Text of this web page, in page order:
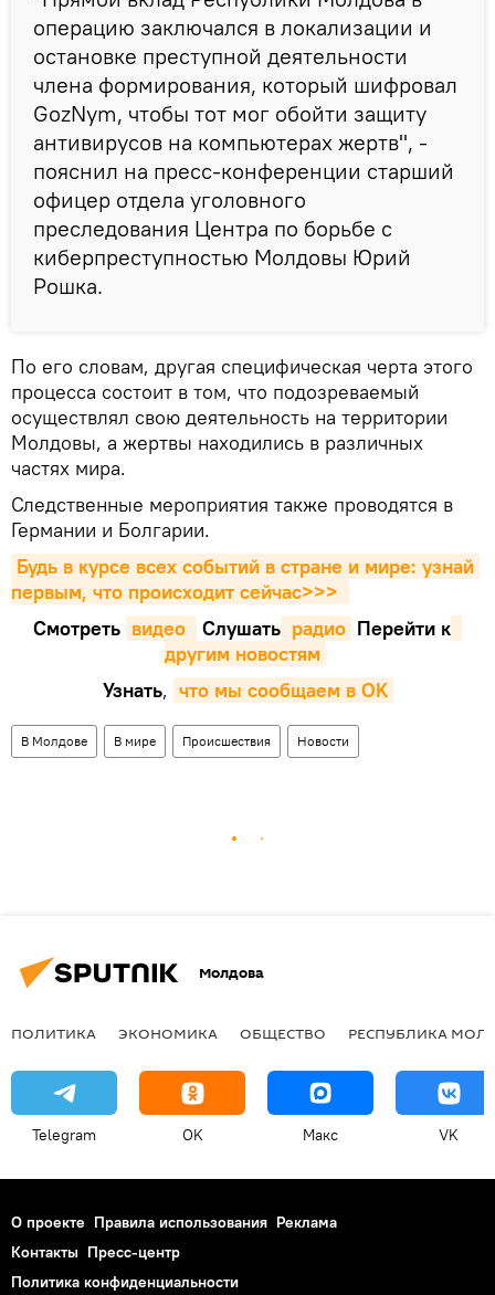
операцию заключался в локализации и
остановке преступной деятельности
члена формирования, который шифровал
GozNym, чтобы тот мог обойти защиту
антивирусов на компьютерах жертв", -
пояснил на пресс-конференции старший
офицер отдела уголовного
преследования Центра по борьбе с
киберпреступностью Молдовы Юрий
Рошка.
По его словам, другая специфическая черта этого
процесса состоит в том, что подозреваемый
осуществлял свою деятельность на территории
Молдовы, а жертвы находились в различных
частях мира.
Следственные мероприятия также проводятся в
Германии и Болгарии.
Будь в курсе всех событий в стране и мире: узнай
первым, что происходит сейчаc>>>
Смотреть видео Cлушать радио Перейти к
другим новостям
Узнать, что мы сообщаем в OK
В Молдове В мире Происшествия Новости
Молдова
ПОЛИТИКА ЭКОНОМИКА ОБЩЕСТВО РЕСПУБЛИКА
Telegram OK Макс VK
О проекте Правила использования Реклама
Контакты Пресс-центр
Политика конфиденциальности